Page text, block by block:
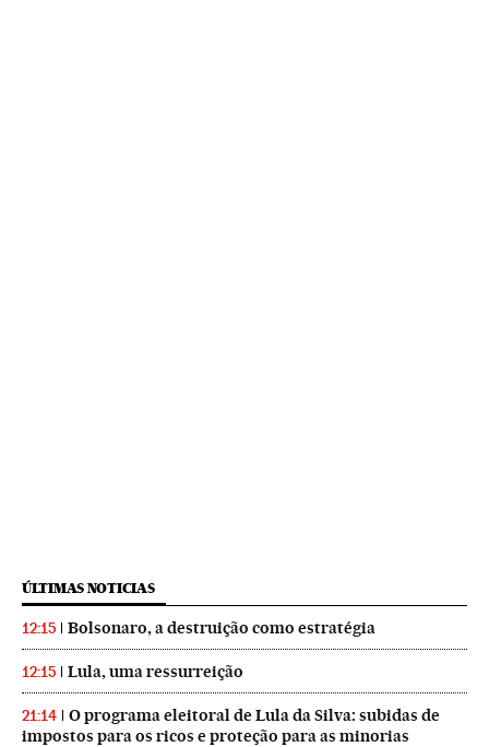
ÚLTIMAS NOTICIAS
12:15 Bolsonaro, a destruição como estratégia
12:15 Lula, uma ressurreição
21:14
O programa eleitoral de Lula da Silva: subidas de
impostos para os ricos e proteção para as minorias